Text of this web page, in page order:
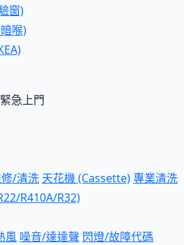
窗)
喉)
緊急上門
/清洗 天花機 (Cassette)專業清洗
R410A/R32)
風 噪音/達達聲 閃燈/故障代碼